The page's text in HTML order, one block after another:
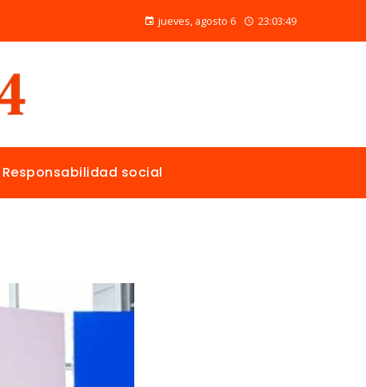
jueves, agosto 6 23:03:50
Responsabilidad social